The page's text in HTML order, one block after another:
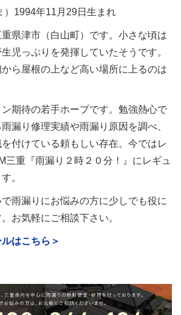
）1994年11月29日生まれ
県津市（白山町）です。小さな頃は
児っぷりを発揮していたそうです。
ら屋根の上など高い場所に上るのは
期待の若手ホープです。勉強熱心で
漏り修理実績や雨漏り原因を調べ、
付けている頼もしい存在。今ではレ
三重『雨漏り２時２０分！』にレギュ
。
雨漏りにお悩みの方に少しでも役に
お気軽にご相談下さい。
はこちら＞